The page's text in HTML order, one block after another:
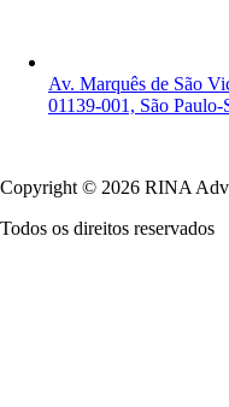
Av. Marquês de São
01139-001, São Paulo-
Copyright © 2026 RINA
Todos os direitos reservados